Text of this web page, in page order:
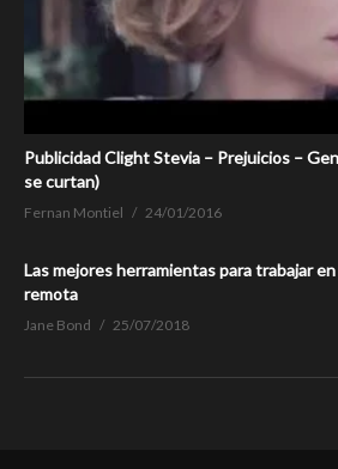
Publicidad Clight Stevia – Prejuicios –
se curtan)
Fernan Montiel 24/01/2016
Las mejores herramientas para trabajar
remota
Jane Bond 25/07/2018